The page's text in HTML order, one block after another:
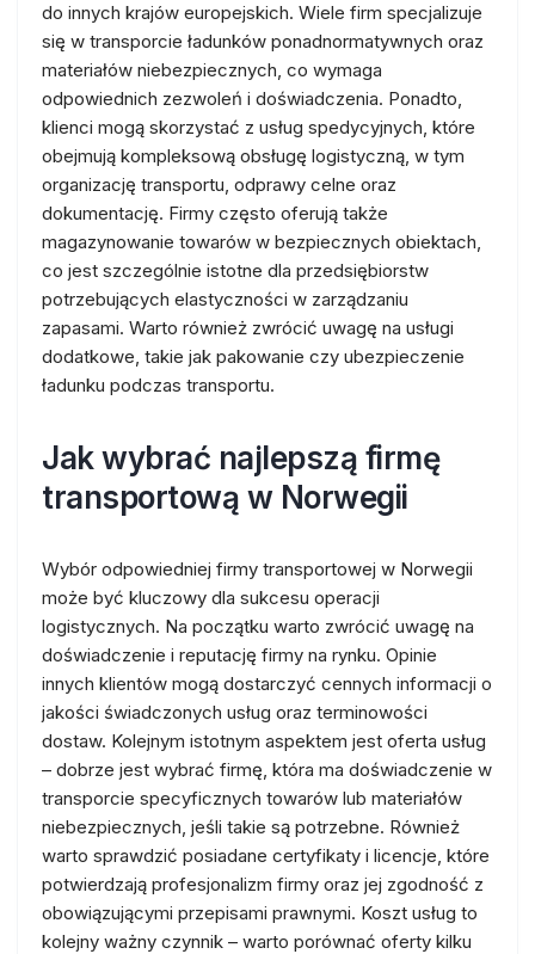
do innych krajów europejskich. Wiele firm specjalizuje
się w transporcie ładunków ponadnormatywnych oraz
materiałów niebezpiecznych, co wymaga
odpowiednich zezwoleń i doświadczenia. Ponadto,
klienci mogą skorzystać z usług spedycyjnych, które
obejmują kompleksową obsługę logistyczną, w tym
organizację transportu, odprawy celne oraz
dokumentację. Firmy często oferują także
magazynowanie towarów w bezpiecznych obiektach,
co jest szczególnie istotne dla przedsiębiorstw
potrzebujących elastyczności w zarządzaniu
zapasami. Warto również zwrócić uwagę na usługi
dodatkowe, takie jak pakowanie czy ubezpieczenie
ładunku podczas transportu.
Jak wybrać najlepszą firmę
transportową w Norwegii
Wybór odpowiedniej firmy transportowej w Norwegii
może być kluczowy dla sukcesu operacji
logistycznych. Na początku warto zwrócić uwagę na
doświadczenie i reputację firmy na rynku. Opinie
innych klientów mogą dostarczyć cennych informacji o
jakości świadczonych usług oraz terminowości
dostaw. Kolejnym istotnym aspektem jest oferta usług
– dobrze jest wybrać firmę, która ma doświadczenie w
transporcie specyficznych towarów lub materiałów
niebezpiecznych, jeśli takie są potrzebne. Również
warto sprawdzić posiadane certyfikaty i licencje, które
potwierdzają profesjonalizm firmy oraz jej zgodność z
obowiązującymi przepisami prawnymi. Koszt usług to
kolejny ważny czynnik – warto porównać oferty kilku